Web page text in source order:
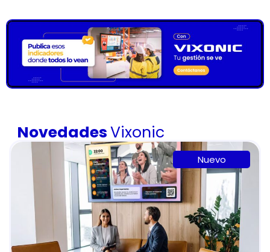
NovedadesVixonic
Nuevo